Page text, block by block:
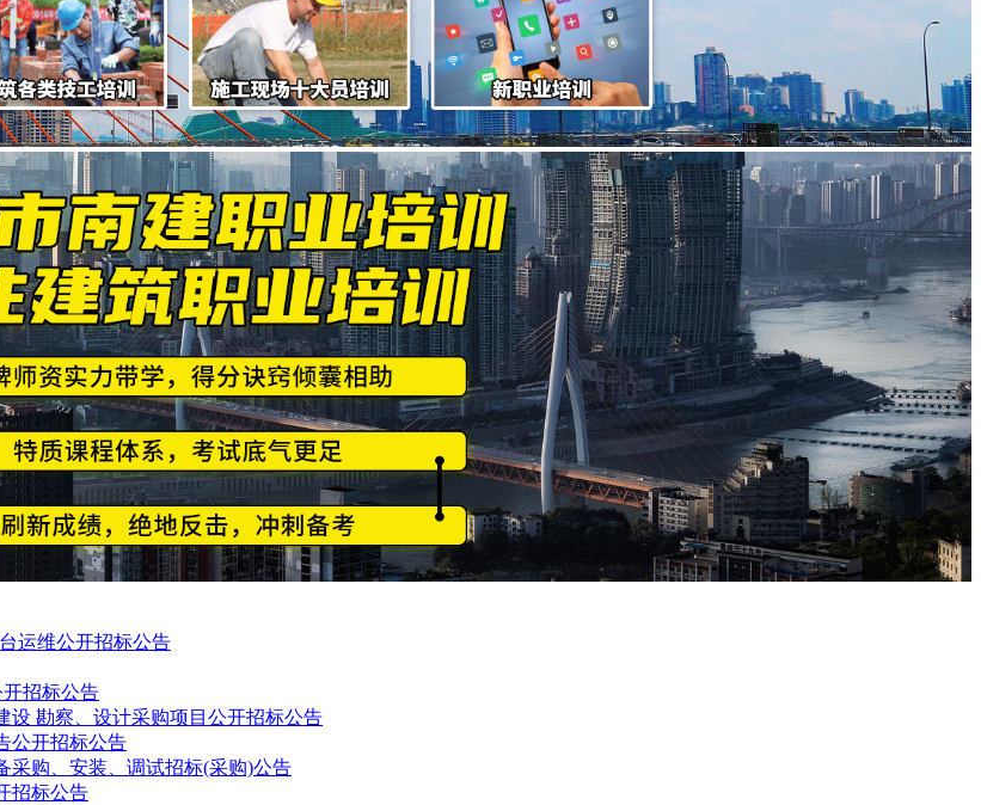
运维公开招标公告
招标公告
设 勘察、设计采购项目公开招标公告
公开招标公告
采购、安装、调试招标(采购)公告
招标公告